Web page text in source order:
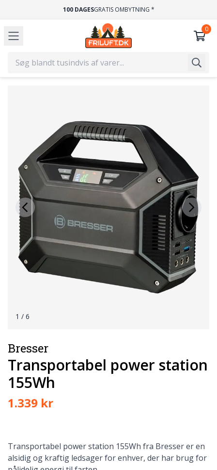
100 DAGESGRATIS OMBYTNING *
1 / 6
Bresser
Transportabel power station
155Wh
1.339 kr
Transportabel power station 155Wh fra Bresser er en
alsidig og kraftig ledsager for enhver, der har brug for